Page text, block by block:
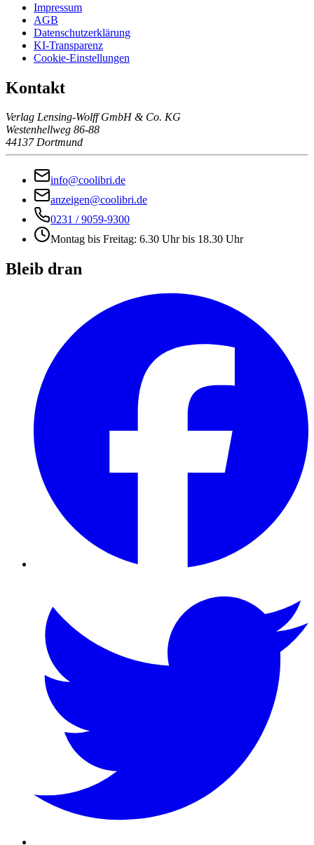
Impressum
AGB
Datenschutzerklärung
KI-Transparenz
Cookie-Einstellungen
Kontakt
Verlag Lensing-Wolff GmbH & Co. KG
Westenhellweg 86-88
44137 Dortmund
info@coolibri.de
anzeigen@coolibri.de
0231 / 9059-9300
Montag bis Freitag: 6.30 Uhr bis 18.30 Uhr
Bleib dran